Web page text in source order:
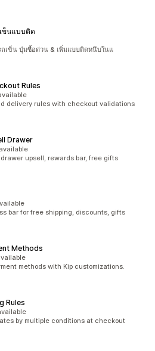
ข็นแบบติด
ถเข็น ปุ่มซื้อด่วน & เพิ่มแบบติดหนึบในแ
Rules
delivery rules with checkout validations
Drawer
upsell, rewards bar, free gifts
bar for free shipping, discounts, gifts
Methods
methods with Kip customizations.
Rules
by multiple conditions at checkout